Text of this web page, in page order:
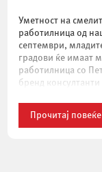
Уметност на
работилница од
септември,
градови ќе имаат
работилница со
бренд
Прочитај повеќе